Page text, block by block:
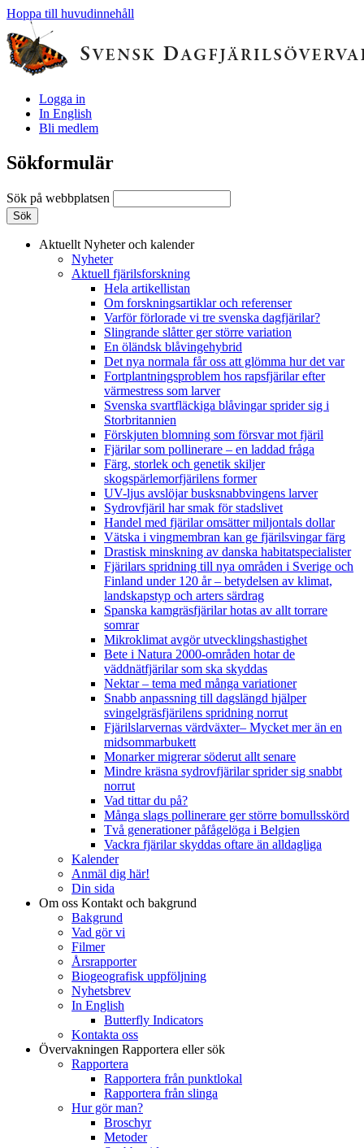
Hoppa till huvudinnehåll
Logga in
In English
Bli medlem
Sökformulär
Sök på webbplatsen
Aktuellt Nyheter och kalender
Nyheter
Aktuell fjärilsforskning
Hela artikellistan
Om forskningsartiklar och referenser
Varför förlorade vi tre svenska dagfjärilar?
Slingrande slåtter ger större variation
En öländsk blåvingehybrid
Det nya normala får oss att glömma hur det var
Fortplantningsproblem hos rapsfjärilar efter
värmestress som larver
Svenska svartfläckiga blåvingar sprider sig i
Storbritannien
Förskjuten blomning som försvar mot fjäril
Fjärilar som pollinerare – en laddad fråga
Färg, storlek och genetik skiljer
skogspärlemorfjärilens former
UV-ljus avslöjar busksnabbvingens larver
Sydrovfjäril har smak för stadslivet
Handel med fjärilar omsätter miljontals dollar
Vätska i vingmembran kan ge fjärilsvingar färg
Drastisk minskning av danska habitatspecialister
Fjärilars spridning till nya områden i Sverige och
Finland under 120 år– betydelsen av klimat,
landskapstyp och arters särdrag
Spanska kamgräsfjärilar hotas av allt torrare
somrar
Mikroklimat avgör utvecklingshastighet
Bete i Natura 2000-områden hotar de
väddnätfjärilar som ska skyddas
Nektar – tema med många variationer
Snabb anpassning till dagslängd hjälper
svingelgräsfjärilens spridning norrut
Fjärilslarvernas värdväxter– Mycket mer än en
midsommarbukett
Monarker migrerar söderut allt senare
Mindre kräsna sydrovfjärilar sprider sig snabbt
norrut
Vad tittar du på?
Många slags pollinerare ger större bomullsskörd
Två generationer påfågelöga i Belgien
Vackra fjärilar skyddas oftare än alldagliga
Kalender
Anmäl dig här!
Din sida
Om oss Kontakt och bakgrund
Bakgrund
Vad gör vi
Filmer
Årsrapporter
Biogeografisk uppföljning
Nyhetsbrev
In English
Butterfly Indicators
Kontakta oss
Övervakningen Rapportera eller sök
Rapportera
Rapportera från punktlokal
Rapportera från slinga
Hur gör man?
Broschyr
Metoder